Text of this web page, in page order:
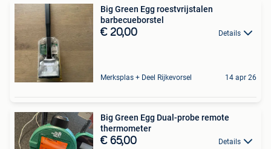
Big Green Egg roestvrijstalen
barbecueborstel
€ 20,00 Details
Merksplas + Deel Rijkevorsel 14 apr 26
Big Green Egg Dual-probe remote
thermometer
€ 65,00 Details